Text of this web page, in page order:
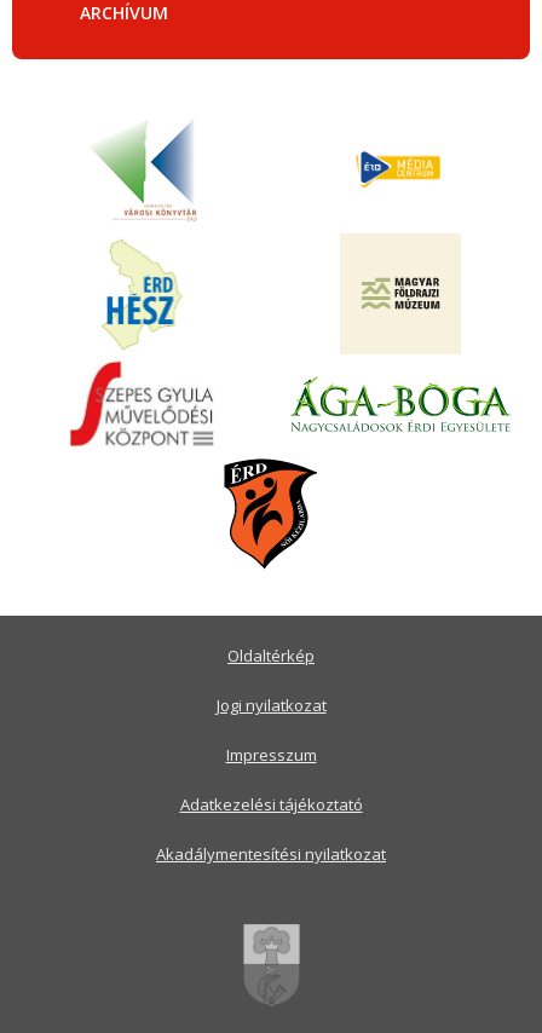
ARCHÍVUM
Oldaltérkép
Jogi nyilatkozat
Impresszum
Adatkezelési tájékoztató
Akadálymentesítési nyilatkozat